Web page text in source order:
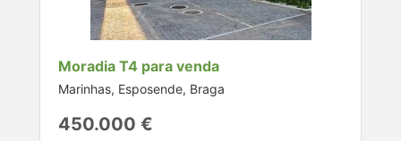
Moradia T4 para venda
Marinhas, Esposende, Braga
450.000 €